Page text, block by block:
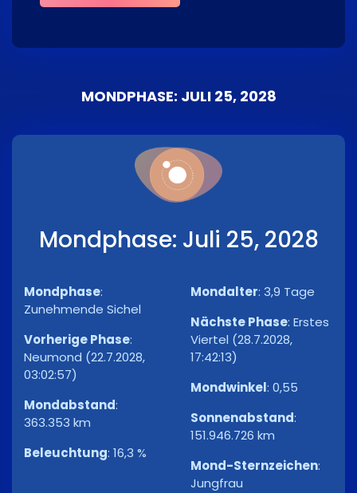
MONDPHASE: JULI 25, 2028
Mondphase: Juli 25, 2028
Mondphase:
Zunehmende Sichel
Vorherige Phase:
Neumond (22.7.2028,
03:02:57)
Mondabstand:
363.353 km
Beleuchtung: 16,3 %
Mondalter: 3,9 Tage
Nächste Phase: Erstes
Viertel (28.7.2028,
17:42:13)
Mondwinkel: 0,55
Sonnenabstand:
151.946.726 km
Mond-Sternzeichen:
Jungfrau